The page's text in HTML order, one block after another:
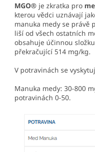
MGO® je zkratka pro
kterou vědci uznávají
manuka medy se právě
liší od všech ostatních
obsahuje účinnou
překračující 514 mg/kg.
V potravinách se
Manuka medy: 30-800
potravinách 0-50.